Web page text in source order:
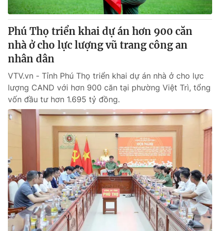
Phú Thọ triển khai dự án hơn 900 căn
nhà ở cho lực lượng vũ trang công an
nhân dân
VTV.vn - Tỉnh Phú Thọ triển khai dự án nhà ở cho lực
lượng CAND với hơn 900 căn tại phường Việt Trì, tổng
vốn đầu tư hơn 1.695 tỷ đồng.